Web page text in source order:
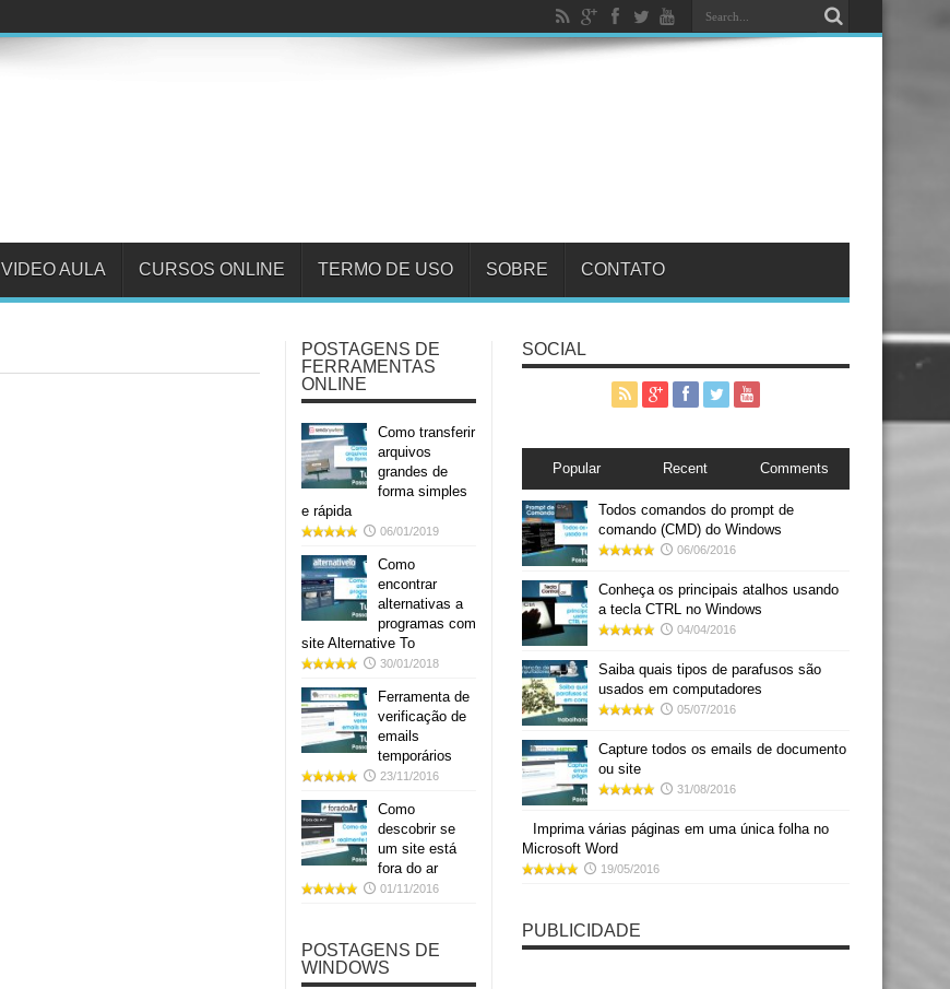
VIDEO AULA CURSOS ONLINE TERMO DE USO SOBRE CONTATO
POSTAGENS DE
FERRAMENTAS
ONLINE
Como transferir
arquivos
grandes de
forma simples
e rápida
06/01/2019
Como
encontrar
alternativas a
programas com
site Alternative To
30/01/2018
Ferramenta de
verificação de
emails
temporários
23/11/2016
Como
descobrir se
um site está
fora do ar
01/11/2016
POSTAGENS DE
WINDOWS
SOCIAL
Popular Recent Comments
Todos comandos do prompt de
comando (CMD) do Windows
06/06/2016
Conheça os principais atalhos usando
a tecla CTRL no Windows
04/04/2016
Saiba quais tipos de parafusos são
usados em computadores
05/07/2016
Capture todos os emails de documento
ou site
31/08/2016
Imprima várias páginas em uma única folha no
Microsoft Word
19/05/2016
PUBLICIDADE